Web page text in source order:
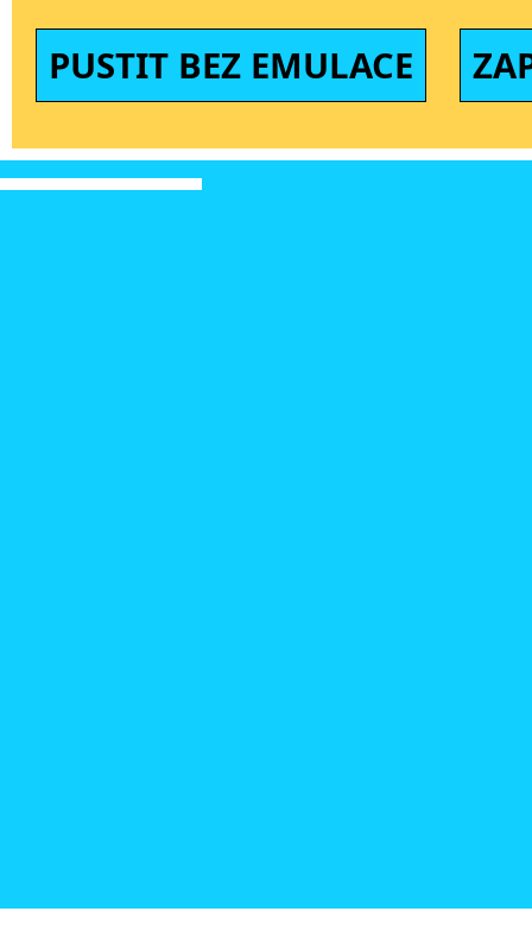
PUSTIT BEZ EMULACE